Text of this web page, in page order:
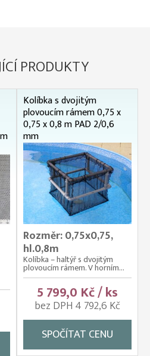
PRODUKTY
Kolíbka s dvojitým
plovoucím rámem 0,75 x
0,75 x 0,8 m PAD 2/0,6
mm
Rozměr: 0,75x0,75,
hl.0,8m
Kolíbka – haltýř s dvojitým
plovoucím rámem. V horním...
5 799,0 Kč / ks
bez DPH 4 792,6 Kč
SPOČÍTAT CENU